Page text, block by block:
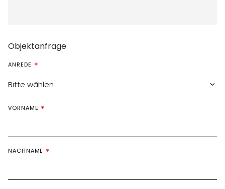
Objektanfrage
ANREDE
Bitte wählen
VORNAME
NACHNAME